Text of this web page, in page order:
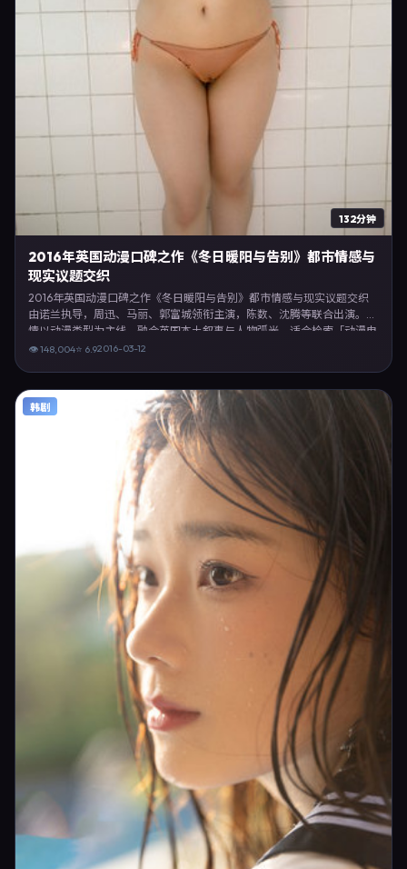
132分钟
2016年英国动漫口碑之作《冬日暖阳与告别》都市情感与
现实议题交织
2016年英国动漫口碑之作《冬日暖阳与告别》都市情感与现实议题交织
由诺兰执导，周迅、马丽、郭富城领衔主演，陈数、沈腾等联合出演。剧
情以动漫类型为主线，融合英国本土叙事与人物弧光，适合检索「动漫电
影 英国 诺兰 周迅」等关键词的观众。2016年3月12日完成英国摄制与后
👁148,004⭐ 6.92016-03-12
韩剧